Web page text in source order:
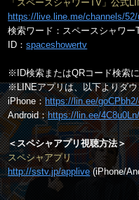
「スペースシャワーTV」公式
https://live.line.me/channels/
検索ワード：スペースシャワー
ID：spaceshowertv
※ID検索またはQRコード検索
※LINEアプリは、以下よりダ
iPhone：https://lin.ee/
Android：https://lin.ee/
＜スペシャアプリ視聴方法＞
スペシャアプリ
http://sstv.jp/applive(iPhone/